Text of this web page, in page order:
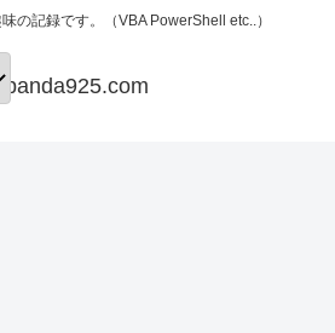
の記録です。（VBA PowerShell etc..）